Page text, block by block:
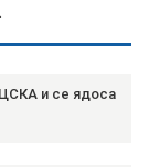
и се ядоса